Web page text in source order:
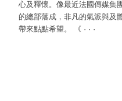
心及釋懷。像最近法國傳媒集
的總部落成，非凡的氣派與及
帶來點點希望。 《 · · ·